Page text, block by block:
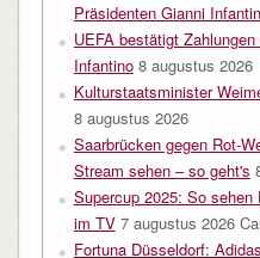
Präsidenten Gianni
UEFA bestätigt
Infantino 8 augustus 2026
Kulturstaatsminister
8 augustus 2026
Saarbrücken gegen Rot-
Stream sehen – so geht's
Supercup 2025: So
im TV 7 augustus 2026
Fortuna Düsseldorf: